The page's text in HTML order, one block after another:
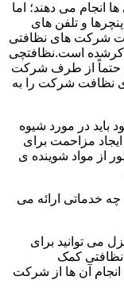
انجام می دهند؛ اما
و تلفن های
شرکت های نظافتی
است.نظافتچی
حتماً از طرف شرکت
نظافت شرکت را به
در مورد شیوه
مزاحمت برای
از مواد شوینده ی
خدماتی ارائه می
می توانید برای
کمک
آن ها از شرکت